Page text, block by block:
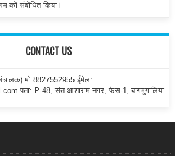
को संबोधित किया।
CONTACT US
मो.8827552955 ईमेल:
पता: P-48, संत आशाराम नगर, फेस-1, बागमुगालिया